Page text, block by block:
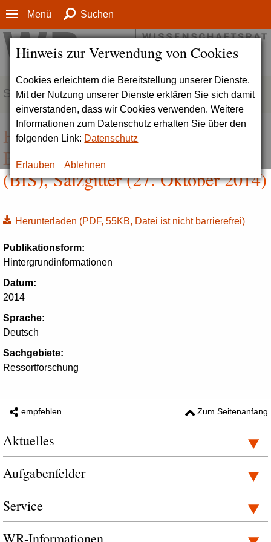
Hinweis zur Verwendung von Cookies
Cookies erleichtern die Bereitstellung unserer Dienste.
Mit der Nutzung unserer Dienste erklären Sie sich damit
einverstanden, dass wir Cookies verwenden. Weitere
Informationen zum Datenschutz erhalten Sie über den
folgenden Link: Datenschutz
Erlauben Ablehnen
Menü Suchen
SERVICE
Hintergrundinformation zum
Bundesamt für Strahlenschutz
(BfS), Salzgitter (27. Oktober 2014)
Herunterladen (PDF, 55KB, Datei ist nicht barrierefrei)
Publikationsform:
Hintergrundinformationen
Datum:
2014
Sprache:
Deutsch
Sachgebiete:
Ressortforschung
empfehlen Zum Seitenanfang
Aktuelles
Aufgabenfelder
Service
WR-Informationen